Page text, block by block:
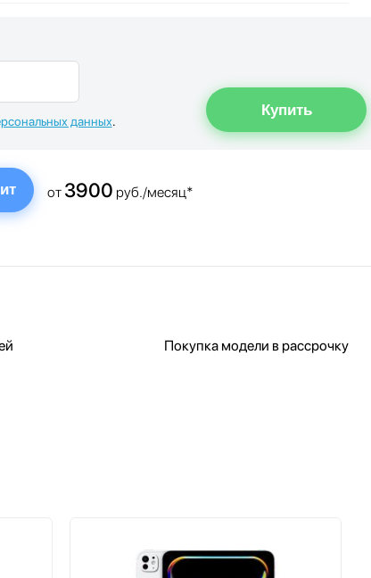
данных.
от 3900 руб./месяц*
Покупка модели в рассрочку